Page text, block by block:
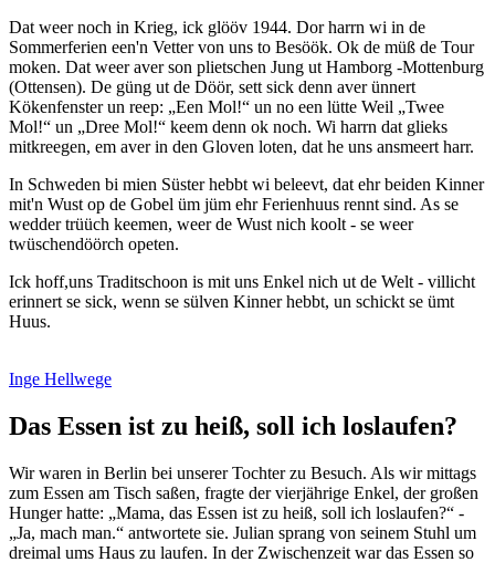
Dat weer noch in Krieg, ick glööv 1944. Dor harrn wi in de
Sommerferien een'n Vetter von uns to Besöök. Ok de müß de Tour
moken. Dat weer aver son plietschen Jung ut Hamborg -Mottenburg
(Ottensen). De güng ut de Döör, sett sick denn aver ünnert
Kökenfenster un reep:
Een Mol! un no een lütte Weil
Twee
Mol!
un Dree Mol!
keem denn ok noch. Wi harrn dat glieks
mitkreegen, em aver in den Gloven loten, dat he uns ansmeert harr.
In Schweden bi mien Süster hebbt wi beleevt, dat ehr beiden Kinner
mit'n Wust op de Gobel üm jüm ehr Ferienhuus rennt sind. As se
wedder trüüch keemen, weer de Wust nich koolt - se weer
twüschendöörch opeten.
Ick hoff,uns Traditschoon is mit uns Enkel nich ut de Welt - villicht
erinnert se sick, wenn se sülven Kinner hebbt, un schickt se ümt
Huus.
Inge Hellwege
Das Essen ist zu heiß, soll ich loslaufen?
Wir waren in Berlin bei unserer Tochter zu Besuch. Als wir mittags
zum Essen am Tisch saßen, fragte der vierjährige Enkel, der großen
Hunger hatte:
Mama, das Essen ist zu heiß, soll ich loslaufen?
-
Ja, mach man.
antwortete sie. Julian sprang von seinem Stuhl um
dreimal ums Haus zu laufen. In der Zwischenzeit war das Essen so